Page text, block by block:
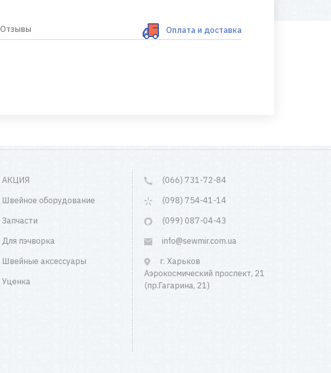
Отзывы Оплата и доставка
АКЦИЯ
Швейное оборудование
Запчасти
Для пэчворка
Швейные аксессуары
Уценка
(066) 731-72-84
(098) 754-41-14
(099) 087-04-43
info@sewmir.com.ua
г. Харьков
Аэрокосмический проспект, 21
(пр.Гагарина, 21)